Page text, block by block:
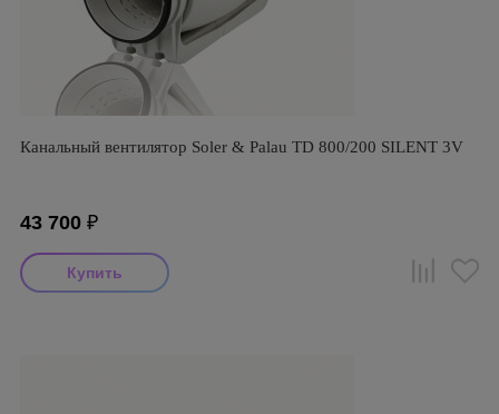
Канальный вентилятор Soler & Palau TD 800/200 SILENT 3V
43 700 ₽